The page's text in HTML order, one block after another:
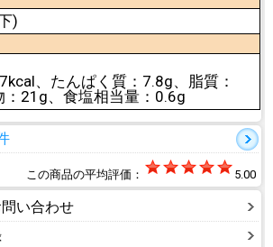
)
、たんぱく質：7.8g、脂質：
：21g、食塩相当量：0.6g
この商品の平均評価： 5.00
い合わせ